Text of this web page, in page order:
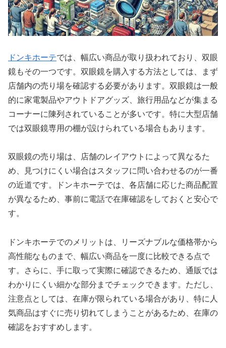
ドンキホーテでは、幅広い商品が取り扱われており、双眼
鏡もその一つです。双眼鏡を購入する方法としては、まず
店舗内の売り場を確認する必要があります。双眼鏡は一般
的に家電製品やアウトドアグッズ、旅行用品などが集まる
コーナーに陳列されていることが多いです。特に大型店舗
では双眼鏡専用の棚が設けられている場合もあります。
双眼鏡の売り場は、店舗のレイアウトによって異なるた
め、見つけにくい場合はスタッフに問い合わせるのが一番
の近道です。ドンキホーテでは、各店舗に応じた商品配置
が異なるため、事前に電話で在庫確認をしておくと安心で
す。
ドンキホーテでのメリットは、リーズナブルな価格帯から
高性能なものまで、幅広い商品を一度に比較できる点で
す。さらに、手に取って実際に確認できるため、通販では
わかりにくい細かな部分までチェックできます。ただし、
注意点としては、在庫が限られている場合があり、特に人
気商品はすぐに売り切れてしまうことがあるため、在庫の
確認をおすすめします。